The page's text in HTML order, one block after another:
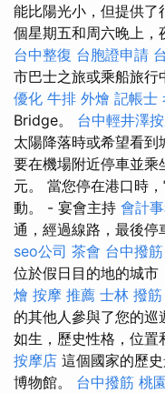
能比陽光小，但提供
個星期五和周六晚上，
台中整復 台胞證申請
市巴士之旅或乘船旅行
優化 牛排 外燴 記帳士
Bridge。 台中輕井澤
太陽降落時或希望看到
要在機場附近停車並乘
元。 當您停在港口時
動。 - 宴會主持 會計
通，經過線路，最後停
seo公司 茶會 台中撥筋
位於假日目的地的城市
燴 按摩 推薦 士林 撥筋
的其他人參與了您的
如生，歷史性格，位置
按摩店 這個國家的歷
博物館。 台中撥筋 桃